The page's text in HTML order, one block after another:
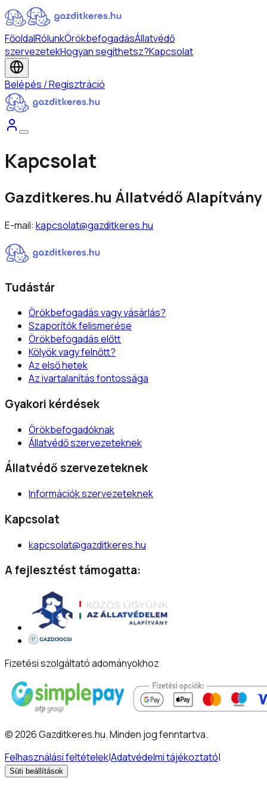
FőoldalRólunkÖrökbefogadásÁllatvédő
szervezetekHogyan segíthetsz?Kapcsolat
Belépés / Regisztráció
Kapcsolat
Gazditkeres.hu Állatvédő Alapítvány
E-mail: kapcsolat@gazditkeres.hu
Tudástár
Örökbefogadás vagy vásárlás?
Szaporítók felismerése
Örökbefogadás előtt
Kölyök vagy felnőtt?
Az első hetek
Az ivartalanítás fontossága
Gyakori kérdések
Örökbefogadóknak
Állatvédő szervezeteknek
Állatvédő szervezeteknek
Információk szervezeteknek
Kapcsolat
kapcsolat@gazditkeres.hu
A fejlesztést támogatta:
Fizetési szolgáltató adományokhoz
©2026Gazditkeres.hu.Minden jog fenntartva.
Felhasználási feltételek|Adatvédelmi tájékoztató|
Süti beállítások